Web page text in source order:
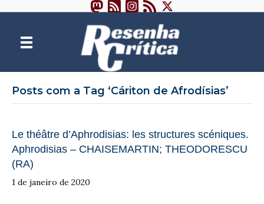
Posts com a Tag ‘Cáriton de Afrodísias’
Le théâtre d’Aphrodisias: les structures scéniques.
Aphrodisias – CHAISEMARTIN; THEODORESCU
(RA)
1 de janeiro de 2020